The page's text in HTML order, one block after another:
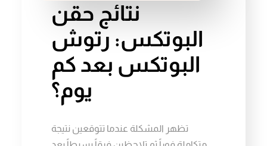
نتائج حقن
البوتكس: رتوش
البوتكس بعد كم
يوم؟
تظهر المشكلة عندما تتوقعين نتيجة